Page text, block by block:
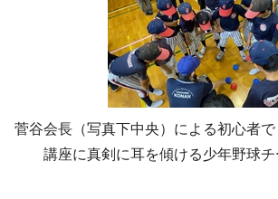
菅谷会長（写真下中央）による初心者
講座に真剣に耳を傾ける少年野球チ